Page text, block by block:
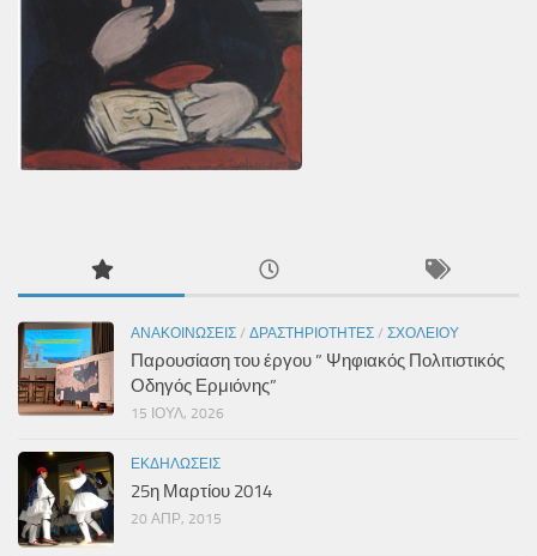
ΑΝΑΚΟΙΝΏΣΕΙΣ / ΔΡΑΣΤΗΡΙΌΤΗΤΕΣ / ΣΧΟΛΕΊΟΥ
Παρουσίαση του έργου ” Ψηφιακός Πολιτιστικός
Οδηγός Ερμιόνης”
15 ΙΟΎΛ, 2026
ΕΚΔΗΛΏΣΕΙΣ
25η Μαρτίου 2014
20 ΑΠΡ, 2015